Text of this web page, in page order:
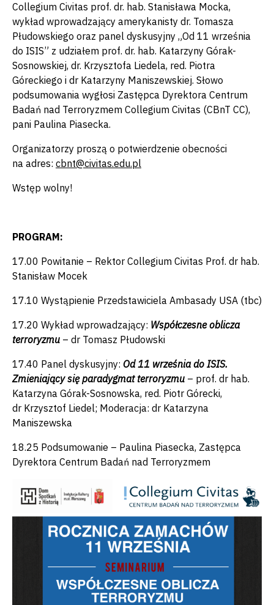
Collegium Civitas prof. dr. hab. Stanisława Mocka,
wykład wprowadzający amerykanisty dr. Tomasza
Płudowskiego oraz panel dyskusyjny „Od 11 września
do ISIS” z udziałem prof. dr. hab. Katarzyny Górak-
Sosnowskiej, dr. Krzysztofa Liedela, red. Piotra
Góreckiego i dr Katarzyny Maniszewskiej. Słowo
podsumowania wygłosi Zastępca Dyrektora Centrum
Badań nad Terroryzmem Collegium Civitas (CBnT CC),
pani Paulina Piasecka.
Organizatorzy proszą o potwierdzenie obecności
na adres: cbnt@civitas.edu.pl
Wstęp wolny!
PROGRAM:
17.00 Powitanie – Rektor Collegium Civitas Prof. dr hab.
Stanisław Mocek
17.10 Wystąpienie Przedstawiciela Ambasady USA (tbc)
17.20 Wykład wprowadzający: Współczesne oblicza
terroryzmu – dr Tomasz Płudowski
17.40 Panel dyskusyjny: Od 11 września do ISIS.
Zmieniający się paradygmat terroryzmu – prof. dr hab.
Katarzyna Górak-Sosnowska, red. Piotr Górecki,
dr Krzysztof Liedel; Moderacja: dr Katarzyna
Maniszewska
18.25 Podsumowanie – Paulina Piasecka, Zastępca
Dyrektora Centrum Badań nad Terroryzmem